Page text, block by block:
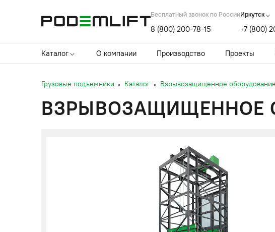
Бесплатный звонок по России
8 (800) 200-78-15
Иркутск
+7 (800)
Каталог О компании Производство Проекты
Грузовые подъемники Каталог Взрывозащищенное оборудование
ВЗРЫВОЗАЩИЩЕННОЕ